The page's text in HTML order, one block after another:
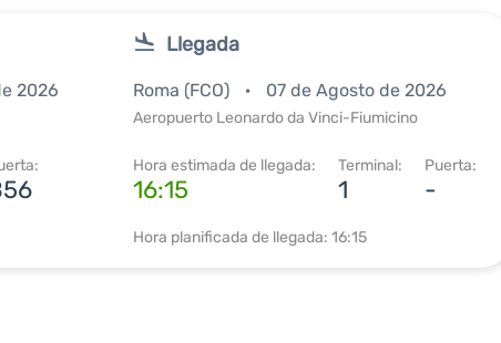
2026
Llegada
Roma (FCO) 07 de Agosto de 2026
Aeropuerto Leonardo da Vinci-Fiumicino
Hora estimada de llegada:
16:15
Terminal:
1
Puerta:
-
Hora planificada de llegada: 16:15